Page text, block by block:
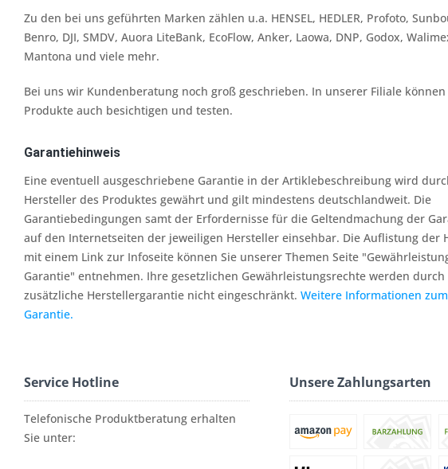
Zu den bei uns geführten Marken zählen u.a. HENSEL, HEDLER, Profoto,
Benro, DJI, SMDV, Auora LiteBank, EcoFlow, Anker, Laowa, DNP, Godox,
Mantona und viele mehr.
Bei uns wir Kundenberatung noch groß geschrieben. In unserer Filiale können
Produkte auch besichtigen und testen.
Garantiehinweis
Eine eventuell ausgeschriebene Garantie in der Artiklebeschreibung wird
Hersteller des Produktes gewährt und gilt mindestens deutschlandweit. Die
Garantiebedingungen samt der Erfordernisse für die Geltendmachung der
auf den Internetseiten der jeweiligen Hersteller einsehbar. Die Auflistung der
mit einem Link zur Infoseite können Sie unserer Themen Seite
Garantie" entnehmen. Ihre gesetzlichen Gewährleistungsrechte werden durch
zusätzliche Herstellergarantie nicht eingeschränkt. Weitere Informationen
Garantie.
Service Hotline
Telefonische Produktberatung erhalten
Sie unter:
Unsere Zahlungsarten